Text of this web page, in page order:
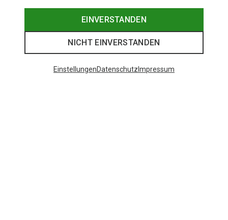
EINVERSTANDEN
NICHT EINVERSTANDEN
EinstellungenDatenschutz Impressum